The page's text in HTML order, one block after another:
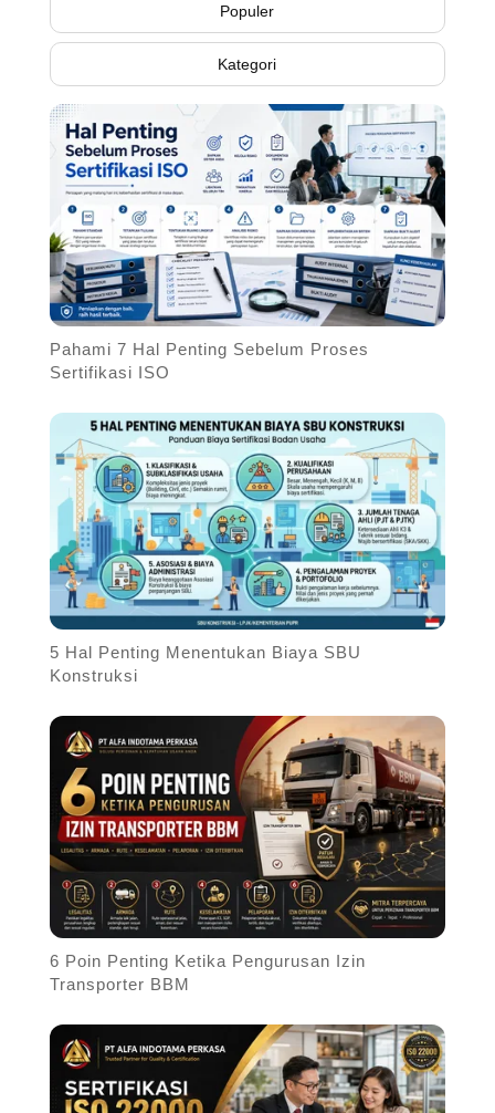
Populer
Kategori
Pahami 7 Hal Penting Sebelum Proses
Sertifikasi ISO
5 Hal Penting Menentukan Biaya SBU
Konstruksi
6 Poin Penting Ketika Pengurusan Izin
Transporter BBM